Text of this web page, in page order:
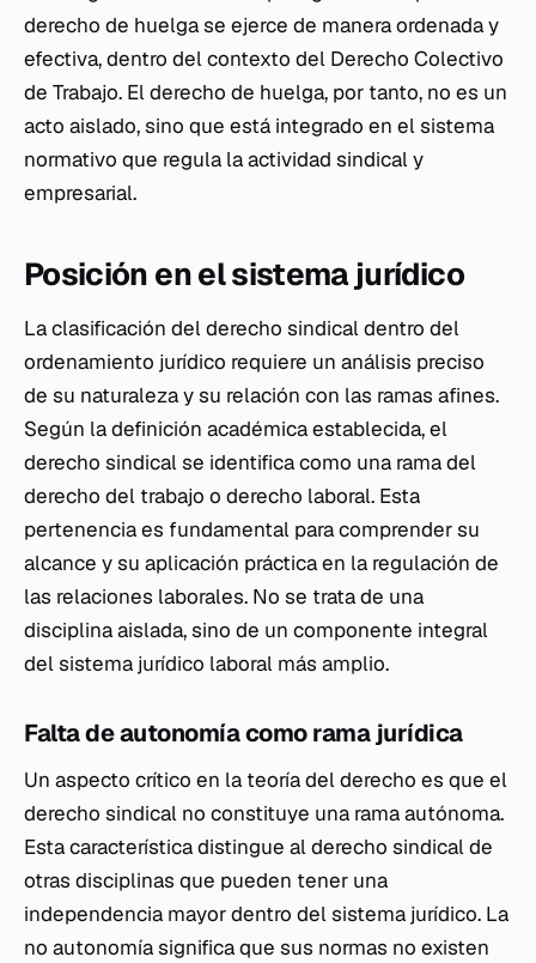
derecho de huelga se ejerce de manera ordenada y
efectiva, dentro del contexto del Derecho Colectivo
de Trabajo. El derecho de huelga, por tanto, no es un
acto aislado, sino que está integrado en el sistema
normativo que regula la actividad sindical y
empresarial.
Posición en el sistema jurídico
La clasificación del derecho sindical dentro del
ordenamiento jurídico requiere un análisis preciso
de su naturaleza y su relación con las ramas afines.
Según la definición académica establecida, el
derecho sindical se identifica como una rama del
derecho del trabajo o derecho laboral. Esta
pertenencia es fundamental para comprender su
alcance y su aplicación práctica en la regulación de
las relaciones laborales. No se trata de una
disciplina aislada, sino de un componente integral
del sistema jurídico laboral más amplio.
Falta de autonomía como rama jurídica
Un aspecto crítico en la teoría del derecho es que el
derecho sindical no constituye una rama autónoma.
Esta característica distingue al derecho sindical de
otras disciplinas que pueden tener una
independencia mayor dentro del sistema jurídico. La
no autonomía significa que sus normas no existen